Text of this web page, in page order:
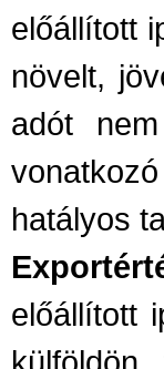
előállított
növelt,
adót
hatályos
előállított